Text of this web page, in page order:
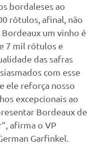
bordaleses ao
rótulos, afinal, não
um vinho é
7 mil rótulos e
das safras
com esse
ele reforça nosso
excepcionais ao
Bordeaux de
afirma o VP
Garfinkel.